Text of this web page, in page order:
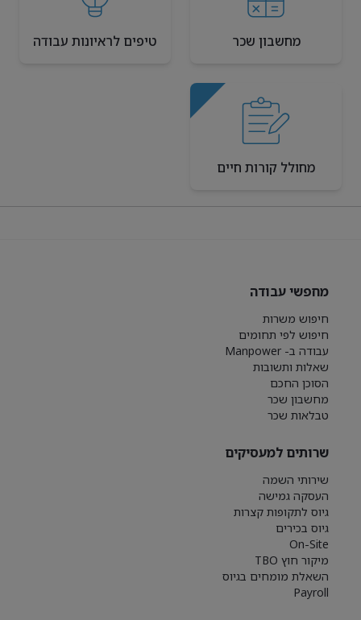
מחשבון שכר טיפים לראיונות עבודה
מחולל קורות חיים
מחפשי עבודה
חיפוש משרות
חיפוש לפי תחומים
עבודה ב- Manpower
שאלות ותשובות
הסוכן החכם
מחשבון שכר
טבלאות שכר
שרותים למעסיקים
שירותי השמה
העסקה גמישה
גיוס לתקופות קצרות
גיוס בכירים
On-Site
מיקור חוץ TBO
השאלת מומחים בגיוס
Payroll